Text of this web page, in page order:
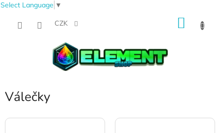
Select Language ▼
CZK
Válečky